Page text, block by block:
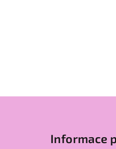
Informace